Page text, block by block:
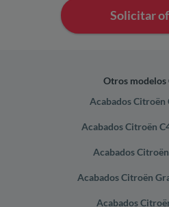
Solicitar
Otros modelos
Acabados Citroën
Acabados Citroën
Acabados
Acabados Citroën
Acabados